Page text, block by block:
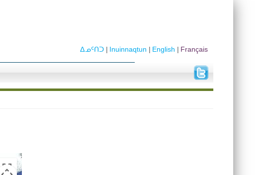
Français
English
Inuinnaqtun
ᐃᓄᑦᑎᑐ